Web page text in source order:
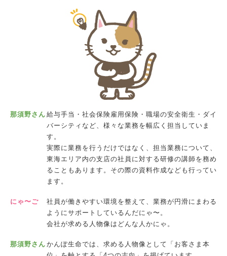
那須野さん 給与手当・社会保険雇用保険・職場の安全衛生・ダイ
バーシティなど、様々な業務を幅広く担当していま
す。
実際に業務を行うだけではなく、担当業務について、
東海エリア内の支店の社員に対する研修の講師を務め
ることもあります。その際の資料作成なども行ってい
ます。
にゃ〜ご
社員が働きやすい環境を整えて、業務が円滑にまわる
ようにサポートしているんだにゃ〜。
会社が求める人物像はどんな人かにゃ。
那須野さん かんぽ生命では、求める人物像として「お客さま本